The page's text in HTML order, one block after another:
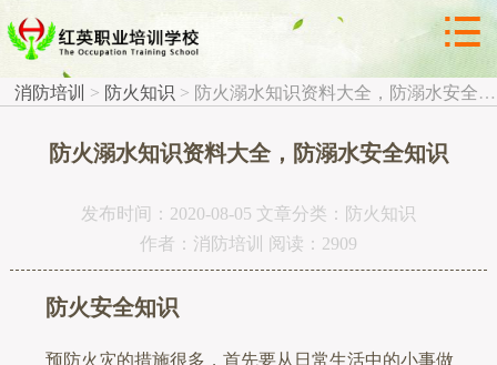

 防火知识 
消防培训 > 防火知识 > 防火溺水知识资料大全，防溺水安全知识
防火溺水知识资料大全，防溺水安全知识
发布时间：2020-08-05 文章分类：防火知识
作者：消防培训 阅读：2909
防火安全知识
预防火灾的措施很多，首先要从日常生活中的小事做